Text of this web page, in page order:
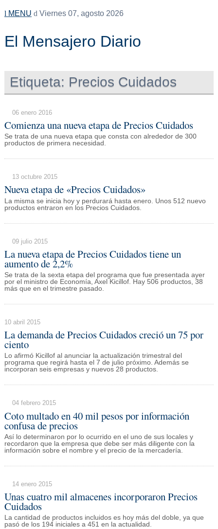
MENU Viernes 07, agosto 2026
El Mensajero Diario
Etiqueta: Precios Cuidados
06 enero 2016
Comienza una nueva etapa de Precios Cuidados
Se trata de una nueva etapa que consta con alrededor de 300
productos de primera necesidad.
13 octubre 2015
Nueva etapa de «Precios Cuidados»
La misma se inicia hoy y perdurará hasta enero. Unos 512 nuevo
productos entraron en los Precios Cuidados.
09 julio 2015
La nueva etapa de Precios Cuidados tiene un
aumento de 2,2%
Se trata de la sexta etapa del programa que fue presentada ayer
por el ministro de Economía, Axel Kicillof. Hay 506 productos, 38
más que en el trimestre pasado.
10 abril 2015
La demanda de Precios Cuidados creció un 75 por
ciento
Lo afirmó Kicillof al anunciar la actualización trimestral del
programa que regirá hasta el 7 de julio próximo. Además se
incorporan seis empresas y nuevos 28 productos.
04 febrero 2015
Coto multado en 40 mil pesos por información
confusa de precios
Así lo determinaron por lo ocurrido en el uno de sus locales y
recordaron que la empresa que debe ser más diligente con la
información sobre el nombre y el precio de la mercadería.
14 enero 2015
Unas cuatro mil almacenes incorporaron Precios
Cuidados
La cantidad de productos incluidos es hoy más del doble, ya que
pasó de los 194 iniciales a 451 en la actualidad.